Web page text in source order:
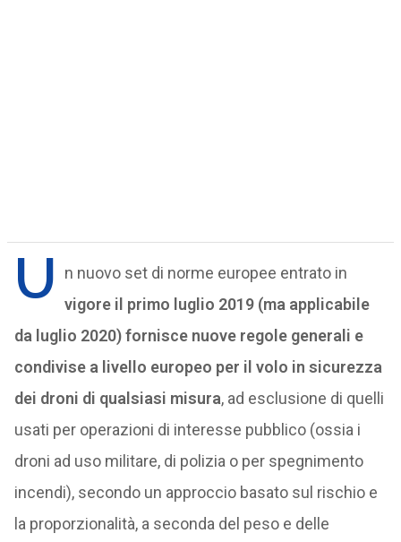
U
n nuovo set di norme europee entrato in
vigore il primo luglio 2019 (ma applicabile
da luglio 2020)fornisce nuove regole generali e
condivise a livello europeo per il volo in sicurezza
dei droni di qualsiasi misura, ad esclusione di quelli
usati per operazioni di interesse pubblico (ossia i
droni ad uso militare, di polizia o per spegnimento
incendi), secondo un approccio basato sul rischio e
la proporzionalità, a seconda del peso e delle